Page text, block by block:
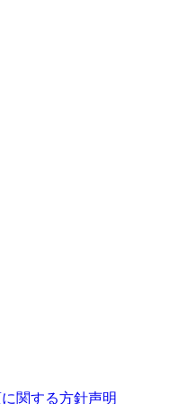
関する方針声明